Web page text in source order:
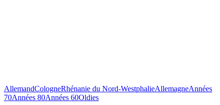
AllemandCologneRhénanie du Nord-WestphalieAllemagneAnnées
70Années 80Années 60Oldies